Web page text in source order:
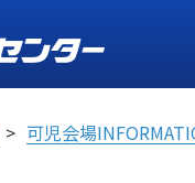
可児会場